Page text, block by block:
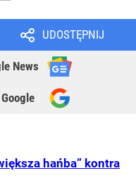
UDOSTĘPNIJ
News
hańba” kontra